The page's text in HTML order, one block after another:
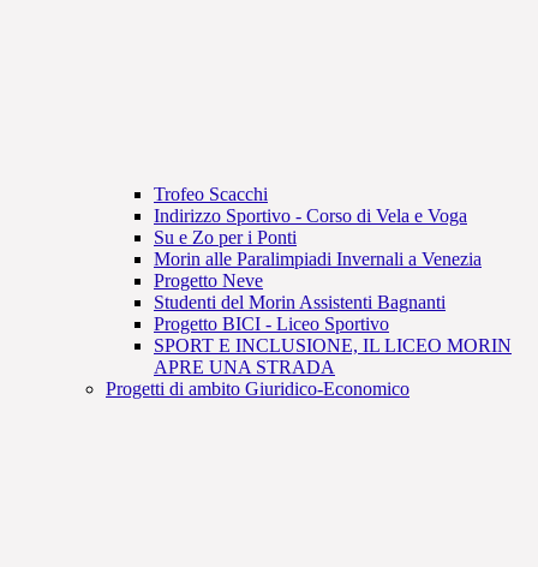
Trofeo Scacchi
Indirizzo Sportivo - Corso di Vela e Voga
Su e Zo per i Ponti
Morin alle Paralimpiadi Invernali a Venezia
Progetto Neve
Studenti del Morin Assistenti Bagnanti
Progetto BICI - Liceo Sportivo
SPORT E INCLUSIONE, IL LICEO MORIN
APRE UNA STRADA
Progetti di ambito Giuridico-Economico